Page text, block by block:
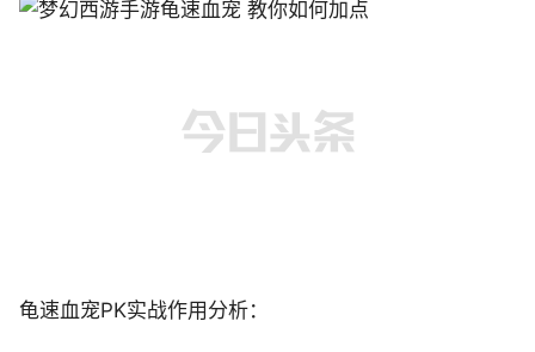
龟速血宠PK实战作用分析：